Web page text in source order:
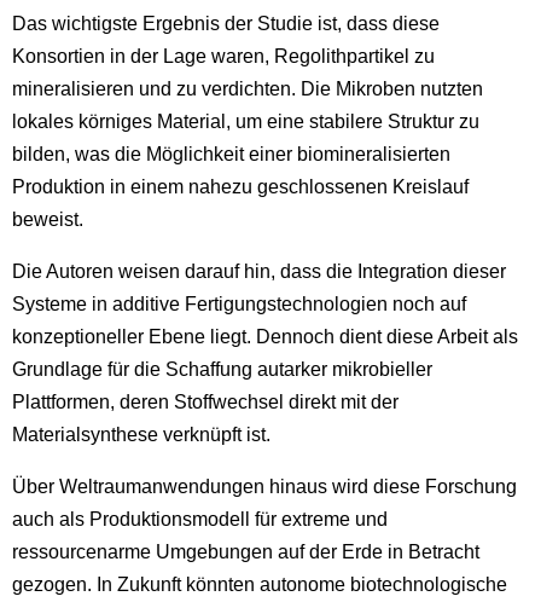
Das wichtigste Ergebnis der Studie ist, dass diese
Konsortien in der Lage waren, Regolithpartikel zu
mineralisieren und zu verdichten. Die Mikroben nutzten
lokales körniges Material, um eine stabilere Struktur zu
bilden, was die Möglichkeit einer biomineralisierten
Produktion in einem nahezu geschlossenen Kreislauf
beweist.
Die Autoren weisen darauf hin, dass die Integration dieser
Systeme in additive Fertigungstechnologien noch auf
konzeptioneller Ebene liegt. Dennoch dient diese Arbeit als
Grundlage für die Schaffung autarker mikrobieller
Plattformen, deren Stoffwechsel direkt mit der
Materialsynthese verknüpft ist.
Über Weltraumanwendungen hinaus wird diese Forschung
auch als Produktionsmodell für extreme und
ressourcenarme Umgebungen auf der Erde in Betracht
gezogen. In Zukunft könnten autonome biotechnologische